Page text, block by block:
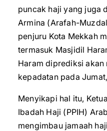
puncak haji yang juga
Armina (Arafah-
penjuru Kota Mekkah
termasuk Masjidil
Haram diprediksi
kepadatan pada
Menyikapi hal itu,
Ibadah Haji (PPIH)
mengimbau jamaah